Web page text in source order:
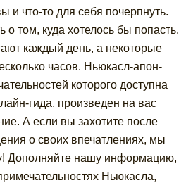
и что-то для себя почерпнуть.
том, куда хотелось бы попасть.
каждый день, а некоторые
часов. Ньюкасл-апон-
которого доступна
гида, произведен на вас
А если вы захотите после
о своих впечатлениях, мы
Дополняйте нашу информацию,
Ньюкасла,